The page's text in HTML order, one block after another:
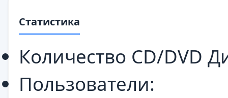
Статистика
Количество CD/DVD
Пользователи: